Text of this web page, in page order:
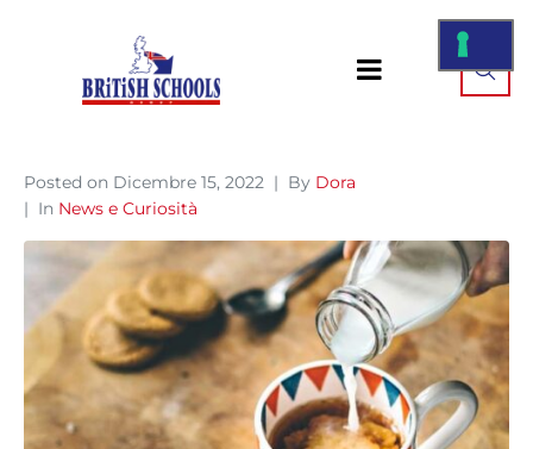
Posted on Dicembre 15, 2022 By Dora
In News e Curiosità